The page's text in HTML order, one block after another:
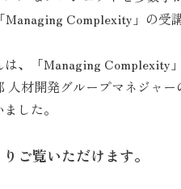
Complexity」の受
、「Managing Complexity
人材開発グループマネジャ
した。
りご覧いただけます。